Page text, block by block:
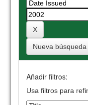
Nueva búsqueda
Añadir filtros:
Usa filtros para